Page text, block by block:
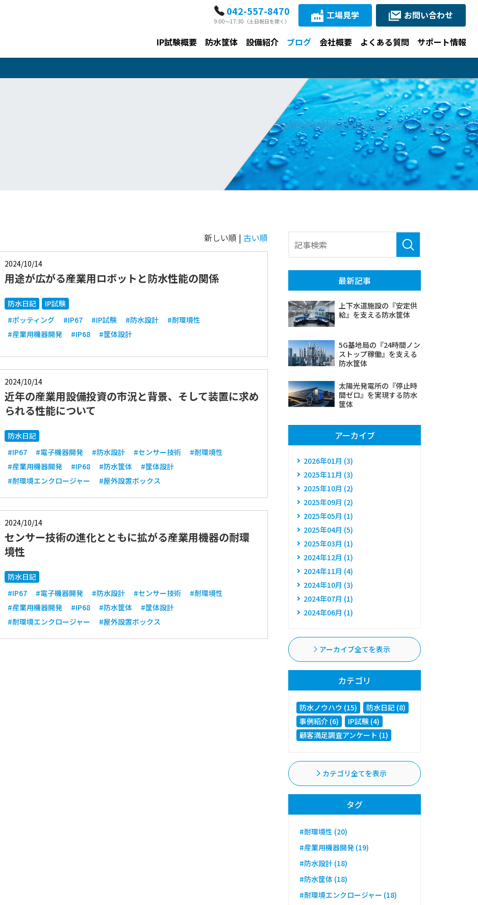
IP試験概要 防水筐体 設備紹介 ブログ 会社概要 よくある質問 サポート情報
042-557-8470
9:00～17:30（土日祝日を除く）
工場見学 お問い合わせ
新しい順 | 古い順
2024/10/14
用途が広がる産業用ロボットと防水性能の関係
防水日記
IP試験
#ポッティング
#IP67 #IP試験 #防水設計
#耐環境性
#産業用機器開発
#IP68 #筐体設計
2024/10/14
近年の産業用設備投資の市況と背景、そして装置に求め
られる性能について
防水日記
#IP67
#電子機器開発 #防水設計 #センサー技術
#耐環境性
#産業用機器開発
#IP68 #防水筐体
#筐体設計
#耐環境エンクロージャー
#屋外設置ボックス
2024/10/14
センサー技術の進化とともに拡がる産業用機器の耐環
境性
防水日記
#IP67
#電子機器開発 #防水設計 #センサー技術
#耐環境性
#産業用機器開発
#IP68 #防水筐体
#筐体設計
#耐環境エンクロージャー
#屋外設置ボックス
最新記事
上下水道施設の『安定供
給』を支える防水筐体
5G基地局の『24時間ノン
ストップ稼働』を支える
防水筐体
太陽光発電所の『停止時
間ゼロ』を実現する防水
筐体
アーカイブ
2026年01月 (3)
2025年11月 (3)
2025年10月 (2)
2025年09月 (2)
2025年05月 (1)
2025年04月 (5)
2025年03月 (1)
2024年12月 (1)
2024年11月 (4)
2024年10月 (3)
2024年07月 (1)
2024年06月 (1)
アーカイブ全てを表示
カテゴリ
防水ノウハウ (15)
防水日記 (8)
事例紹介 (6)
IP試験 (4)
顧客満足調査アンケート (1)
カテゴリ全てを表示
タグ
#耐環境性 (20)
#産業用機器開発 (19)
#防水設計 (18)
#防水筐体 (18)
#耐環境エンクロージャー (18)